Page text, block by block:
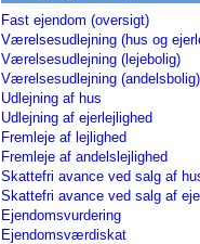
Fast ejendom (oversigt)
Værelsesudlejning (hus og
Værelsesudlejning (lejebolig)
Værelsesudlejning (andelsbolig)
Udlejning af hus
Udlejning af ejerlejlighed
Fremleje af lejlighed
Fremleje af andelslejlighed
Skattefri avance ved salg af
Skattefri avance ved salg af
Ejendomsvurdering
Ejendomsværdiskat